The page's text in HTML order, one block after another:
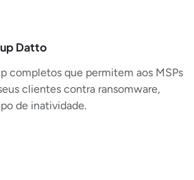
Datto
completos que permitem aos MSPs
clientes contra ransomware,
de inatividade.